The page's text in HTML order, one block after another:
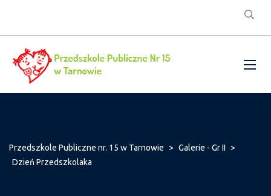
Przedszkole Publiczne nr. 15 w Tarnowie > Galerie - Gr II >
Dzień Przedszkolaka